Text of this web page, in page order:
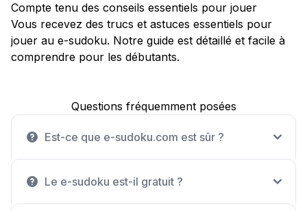
Compte tenu des conseils essentiels pour jouer
Vous recevez des trucs et astuces essentiels pour
jouer au e-sudoku. Notre guide est détaillé et facile à
comprendre pour les débutants.
Questions fréquemment posées
Est-ce que e-sudoku.com est sûr ?
Le e-sudoku est-il gratuit ?